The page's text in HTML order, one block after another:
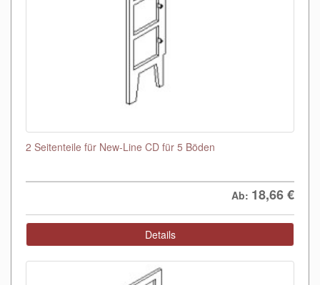
2 Seitenteile für New-Line CD für 5 Böden
Ab: 18,66€
Details